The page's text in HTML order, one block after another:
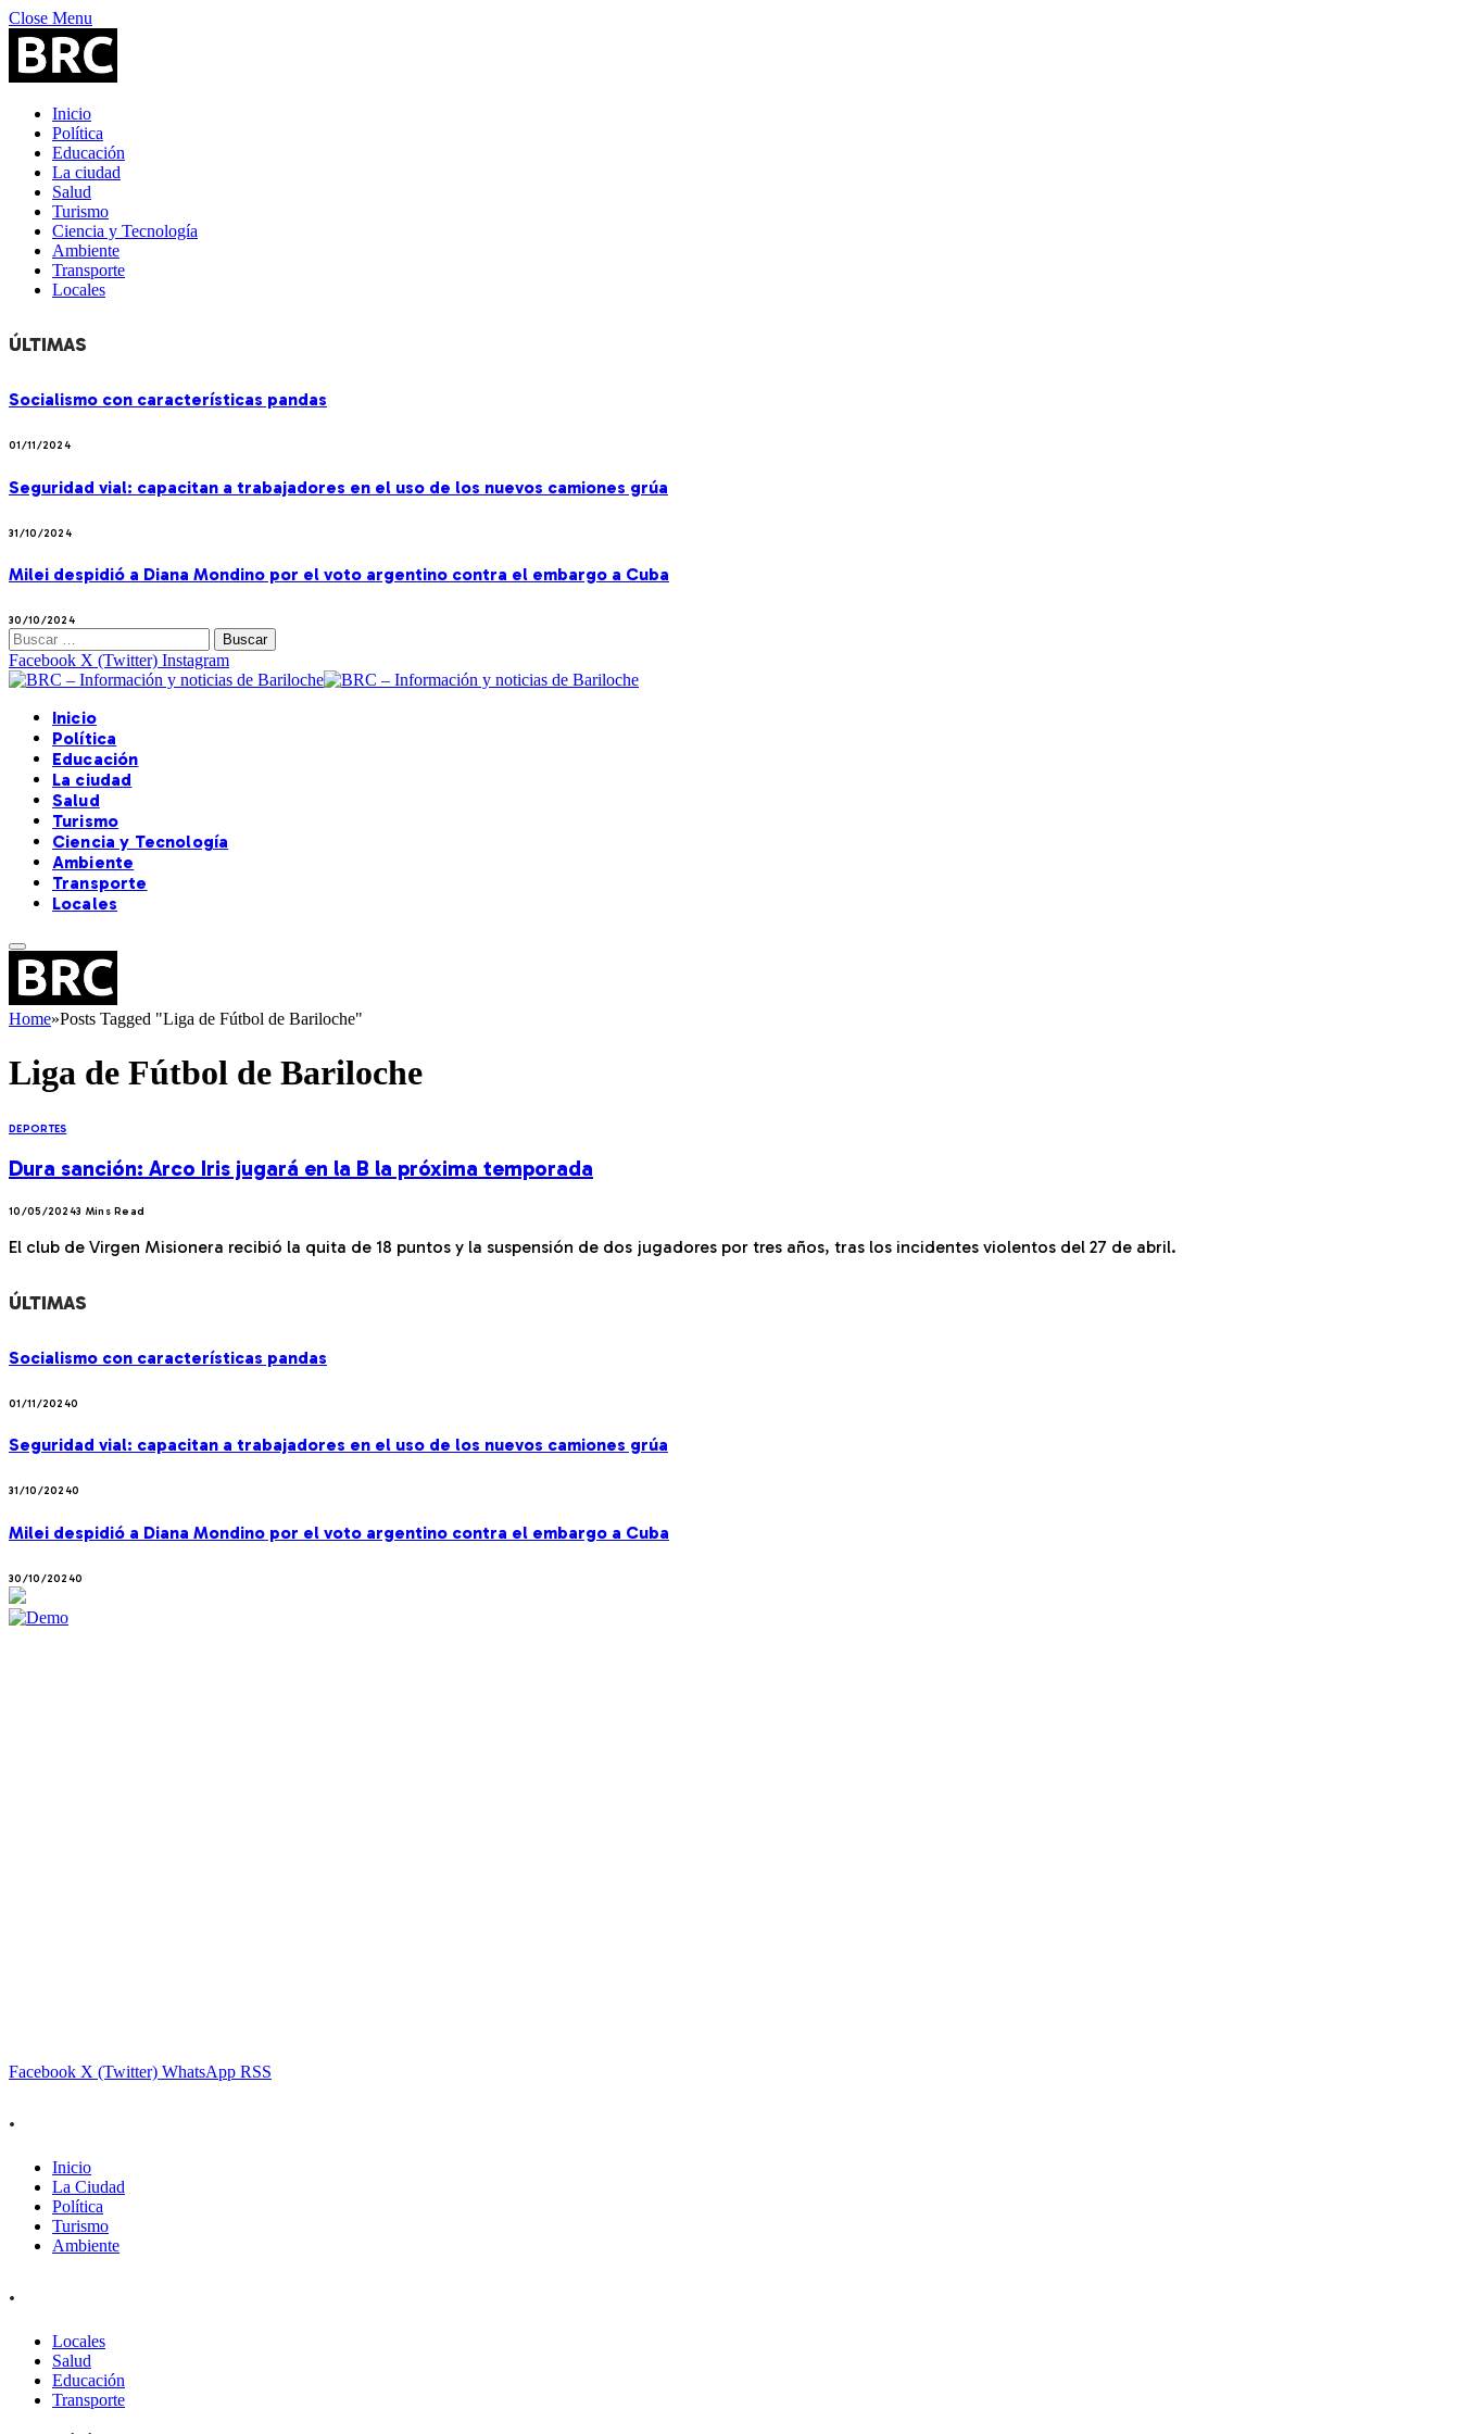
Close Menu
Inicio
Política
Educación
La ciudad
Salud
Turismo
Ciencia y Tecnología
Ambiente
Transporte
Locales
ÚLTIMAS
Socialismo con características pandas
01/11/2024
Seguridad vial: capacitan a trabajadores en el uso de los nuevos camiones grúa
31/10/2024
Milei despidió a Diana Mondino por el voto argentino contra el embargo a Cuba
30/10/2024
Buscar:
Facebook X (Twitter) Instagram
Inicio
Política
Educación
La ciudad
Salud
Turismo
Ciencia y Tecnología
Ambiente
Transporte
Locales
Home»Posts Tagged "Liga de Fútbol de Bariloche"
Liga de Fútbol de Bariloche
DEPORTES
Dura sanción: Arco Iris jugará en la B la próxima temporada
10/05/20243 Mins Read
El club de Virgen Misionera recibió la quita de 18 puntos y la suspensión de dos jugadores por tres años, tras los incidentes violentos del 27 de abril.
ÚLTIMAS
Socialismo con características pandas
01/11/20240
Seguridad vial: capacitan a trabajadores en el uso de los nuevos camiones grúa
31/10/20240
Milei despidió a Diana Mondino por el voto argentino contra el embargo a Cuba
30/10/20240
Facebook X (Twitter) WhatsApp RSS
.
Inicio
La Ciudad
Política
Turismo
Ambiente
.
Locales
Salud
Educación
Transporte